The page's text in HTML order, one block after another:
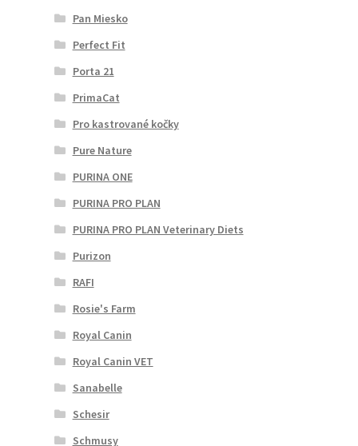
Pan Miesko
Perfect Fit
Porta 21
PrimaCat
Pro kastrované kočky
Pure Nature
PURINA ONE
PURINA PRO PLAN
PURINA PRO PLAN Veterinary Diets
Purizon
RAFI
Rosie's Farm
Royal Canin
Royal Canin VET
Sanabelle
Schesir
Schmusy